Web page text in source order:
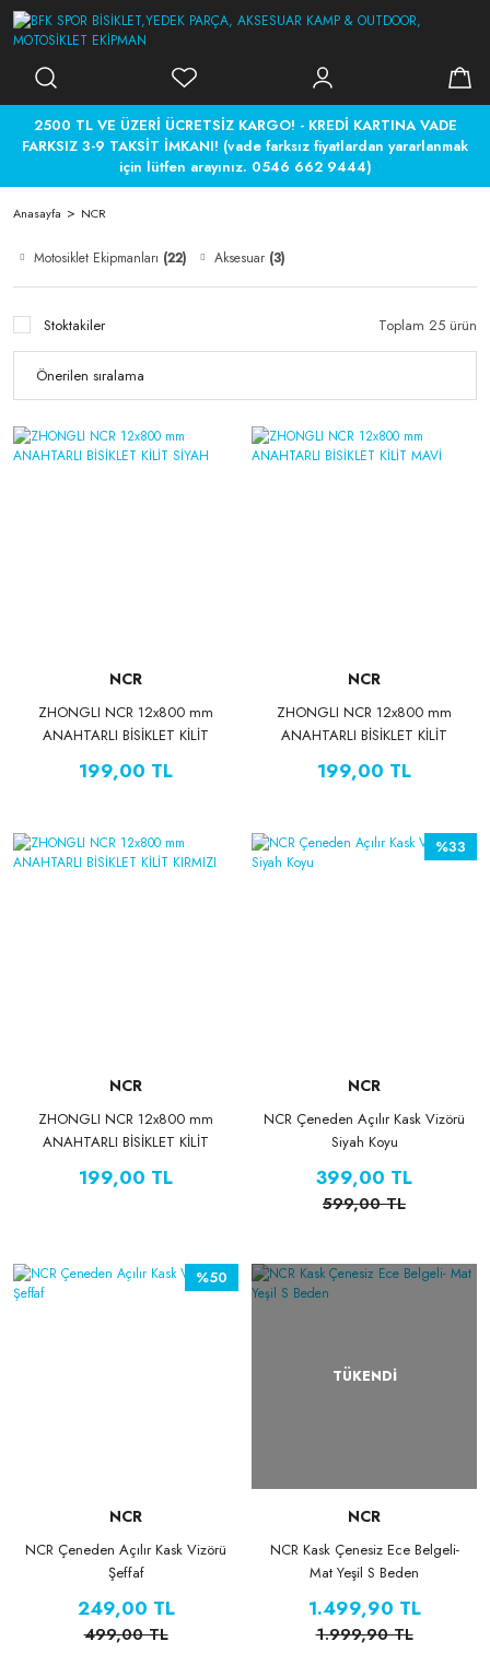
2500 TL VE ÜZERİ ÜCRETSİZ KARGO! - KREDİ KARTINA VADE
FARKSIZ 3-9 TAKSİT İMKANI! (vade farksız fiyatlardan yararlanmak
için lütfen arayınız. 0546 662 9444)
Anasayfa NCR
Motosiklet Ekipmanları (22) Aksesuar (3)
Stoktakiler Toplam 25 ürün
NCR
ZHONGLI NCR 12x800 mm
ANAHTARLI BİSİKLET KİLİT
199,00 TL
NCR
ZHONGLI NCR 12x800 mm
ANAHTARLI BİSİKLET KİLİT
199,00 TL
NCR
ZHONGLI NCR 12x800 mm
ANAHTARLI BİSİKLET KİLİT
199,00 TL
%33
NCR
NCR Çeneden Açılır Kask Vizörü
Siyah Koyu
399,00 TL
599,00 TL
%50
NCR
NCR Çeneden Açılır Kask Vizörü
Şeffaf
249,00 TL
499,00 TL
TÜKENDİ
NCR
NCR Kask Çenesiz Ece Belgeli-
Mat Yeşil S Beden
1.499,90 TL
1.999,90 TL